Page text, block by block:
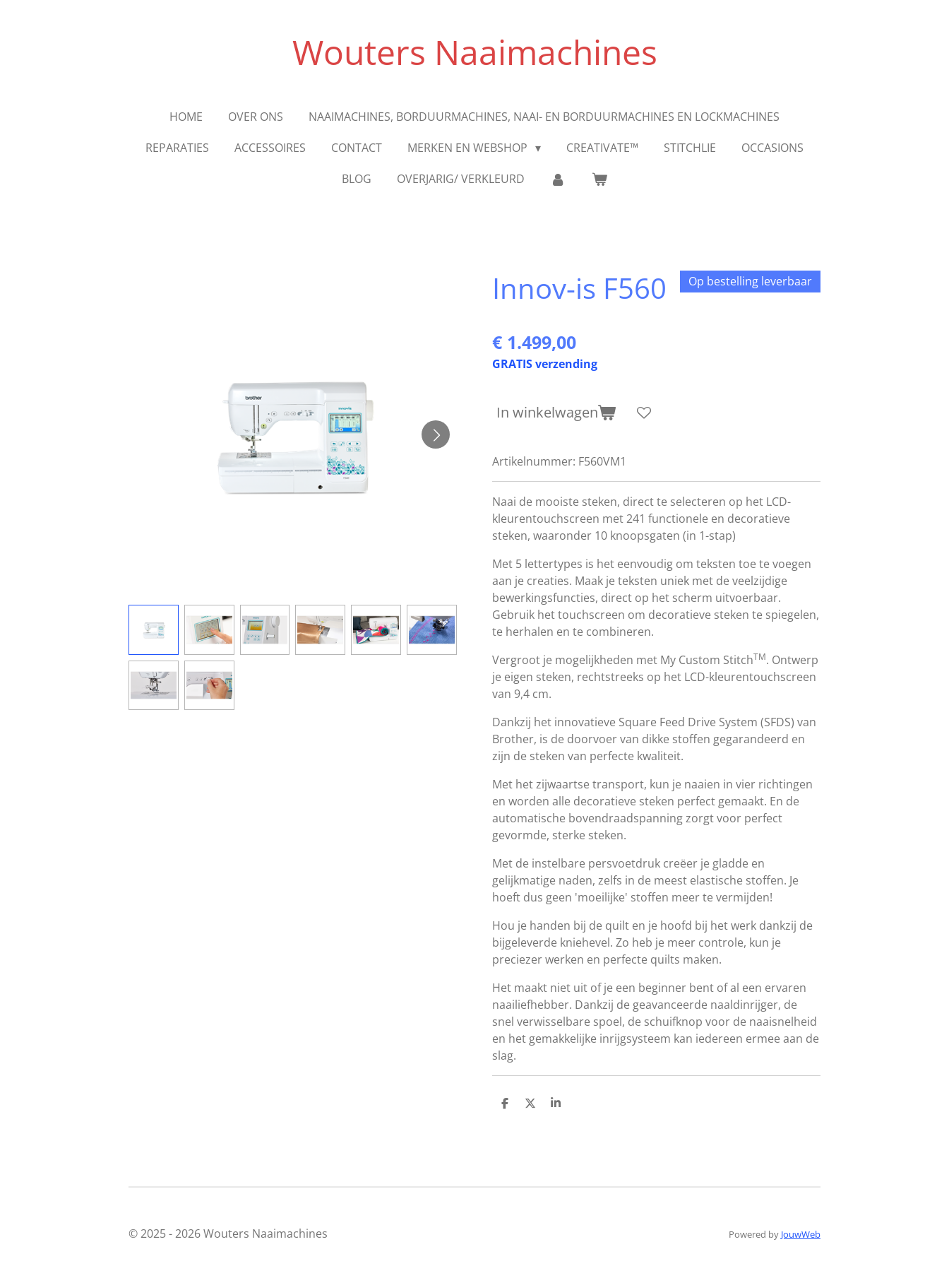
Wouters Naaimachines
HOME OVER ONS
NAAIMACHINES, BORDUURMACHINES, NAAI- EN BORDUURMACHINES EN LOCKMACHINES
REPARATIES
ACCESSOIRES CONTACT MERKEN EN WEBSHOP CREATIVATE™ STITCHLIE
OCCASIONS
BLOG
OVERJARIG/ VERKLEURD
Innov-is F560 Op bestelling leverbaar
€ 1.499,00
GRATIS verzending
In winkelwagen
Artikelnummer: F560VM1
Naai de mooiste steken, direct te selecteren op het LCD-
kleurentouchscreen met 241 functionele en decoratieve
steken, waaronder 10 knoopsgaten (in 1-stap)
Met 5 lettertypes is het eenvoudig om teksten toe te voegen
aan je creaties. Maak je teksten uniek met de veelzijdige
bewerkingsfuncties, direct op het scherm uitvoerbaar.
Gebruik het touchscreen om decoratieve steken te spiegelen,
te herhalen en te combineren.
Vergroot je mogelijkheden met My Custom StitchTM. Ontwerp
je eigen steken, rechtstreeks op het LCD-kleurentouchscreen
van 9,4 cm.
Dankzij het innovatieve Square Feed Drive System (SFDS) van
Brother, is de doorvoer van dikke stoffen gegarandeerd en
zijn de steken van perfecte kwaliteit.
Met het zijwaartse transport, kun je naaien in vier richtingen
en worden alle decoratieve steken perfect gemaakt. En de
automatische bovendraadspanning zorgt voor perfect
gevormde, sterke steken.
Met de instelbare persvoetdruk creëer je gladde en
gelijkmatige naden, zelfs in de meest elastische stoffen. Je
hoeft dus geen 'moeilijke' stoffen meer te vermijden!
Hou je handen bij de quilt en je hoofd bij het werk dankzij de
bijgeleverde kniehevel. Zo heb je meer controle, kun je
preciezer werken en perfecte quilts maken.
Het maakt niet uit of je een beginner bent of al een ervaren
naailiefhebber. Dankzij de geavanceerde naaldinrijger, de
snel verwisselbare spoel, de schuifknop voor de naaisnelheid
en het gemakkelijke inrijgsysteem kan iedereen ermee aan de
slag.
D
D
S
© 2025 - 2026 Wouters Naaimachines Powered by JouwWeb